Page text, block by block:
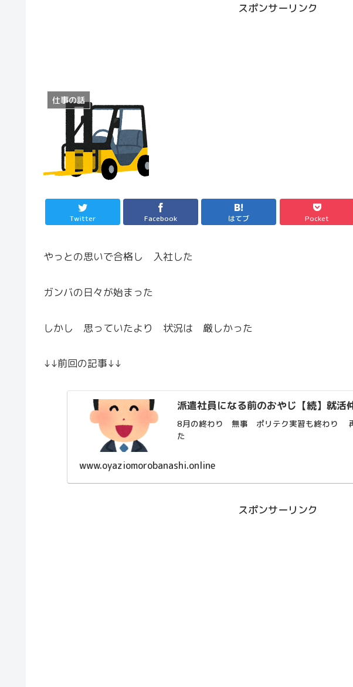
スポンサーリンク
仕事の話
Twitter Facebook はてブ Pocket
やっとの思いで合格し 入社した
ガンバの日々が始まった
しかし 思っていたより 状況は 厳しかった
↓↓前回の記事↓↓
派遣社員になる前のおやじ【続】就活
8月の終わり 無事 ポリテク実習も終わり
た
www.oyaziomorobanashi.online
スポンサーリンク